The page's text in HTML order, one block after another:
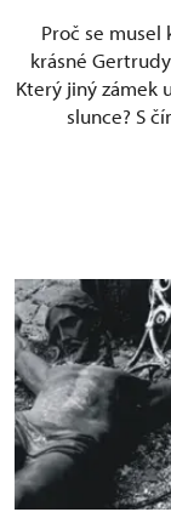
Proč se
krásné
Který jiný zámek
slunce? S